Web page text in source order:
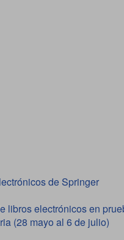
de Springer
libros electrónicos en
(28 mayo al 6 de julio)